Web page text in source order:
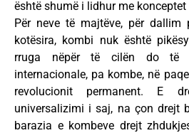
është shumë i lidhur me konceptet
Për neve të majtëve, për dallim
kotësira, kombi nuk është
rruga nëpër të cilën do të
internacionale, pa kombe, në
revolucionit permanent. E
universalizimi i saj, na çon drejt
barazia e kombeve drejt